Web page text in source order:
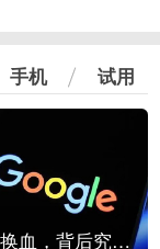
手机 试用
谷歌AI大换血，背后究竟发生了什么？